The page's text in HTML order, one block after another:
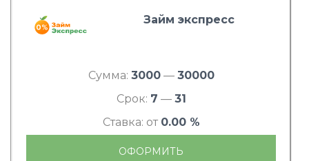
Займ экспресс
Сумма: 3000— 30000
Срок: 7 — 31
Ставка: от 0.00 %
ОФОРМИТЬ